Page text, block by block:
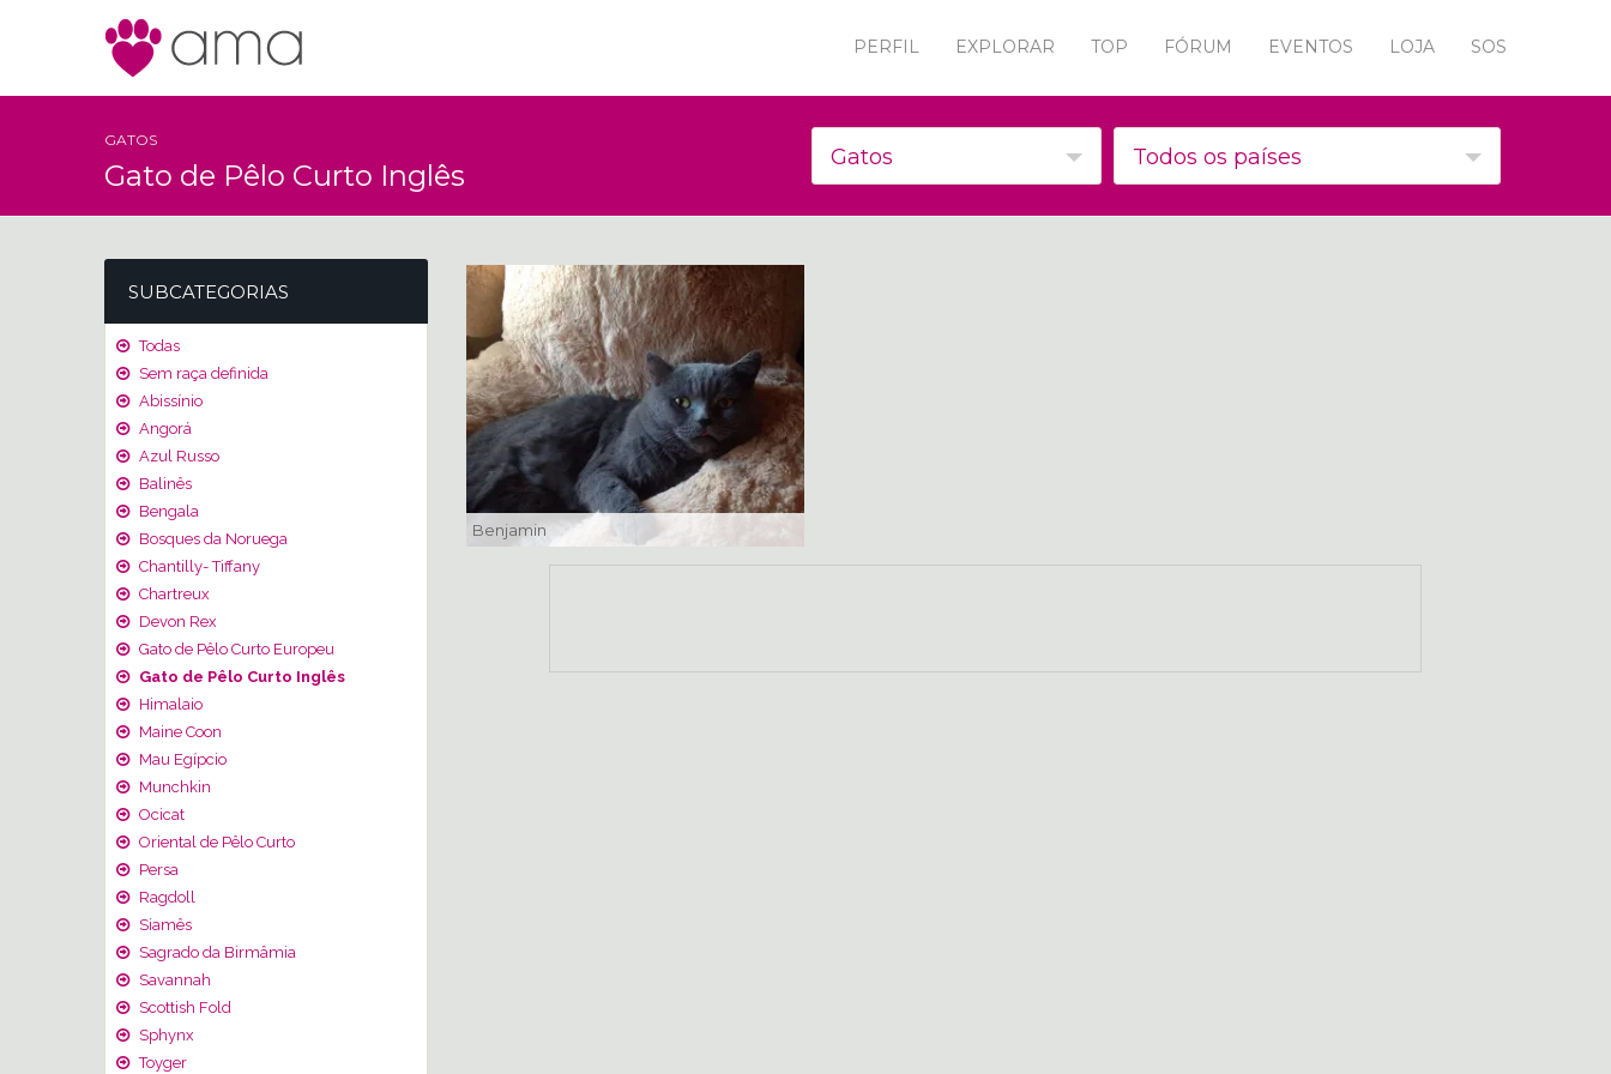
PERFIL EXPLORAR TOP FÓRUM EVENTOS LOJA SOS
GATOS
Gato de Pêlo Curto Inglês
Gatos Todos os países
SUBCATEGORIAS
Todas
Sem raça definida
Abissínio
Angorá
Azul Russo
Balinês
Bengala
Bosques da Noruega
Chantilly- Tiffany
Chartreux
Devon Rex
Gato de Pêlo Curto Europeu
Gato de Pêlo Curto Inglês
Himalaio
Maine Coon
Mau Egípcio
Munchkin
Ocicat
Oriental de Pêlo Curto
Persa
Ragdoll
Siamês
Sagrado da Birmâmia
Savannah
Scottish Fold
Sphynx
Toyger
Benjamin